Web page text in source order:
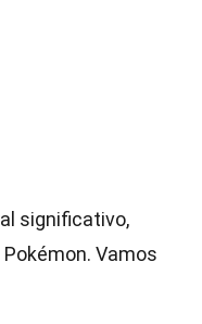
significativo,
Vamos